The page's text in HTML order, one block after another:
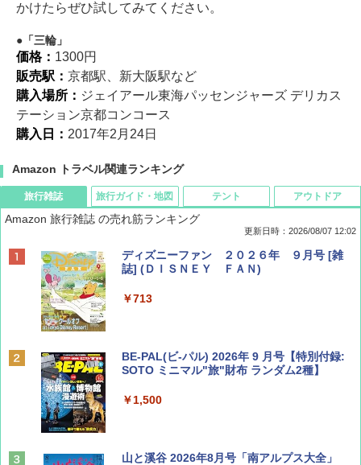
かけたらぜひ試してみてください。
「三輪」
価格： 1300円
販売駅： 京都駅、新大阪駅など
購入場所： ジェイアール東海パッセンジャーズ デリカス
テーション京都コンコース
購入日： 2017年2月24日
Amazon トラベル関連ランキング
旅行雑誌
Amazon 旅行雑誌 の売れ筋ランキング
更新日時：2026/08/07 12:02
ディズニーファン ２０２６年 ９月号 [雑
誌] (ＤＩＳＮＥＹ ＦＡＮ)
￥713
BE-PAL(ビ-パル) 2026年 9 月号【特別付録:
SOTO ミニマル"旅"財布 ランダム2種】
￥1,500
山と溪谷 2026年8月号「南アルプス大全」
旅行ガイド・地図 テント アウトドア